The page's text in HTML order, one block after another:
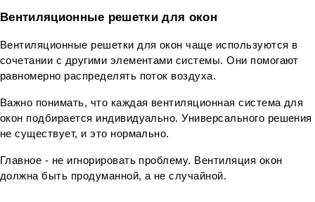
Новый пользователь
Log In
Вентиляционные решетки для окон
Вентиляционные решетки для окон чаще используются в
сочетании с другими элементами системы. Они помогают
равномерно распределять поток воздуха.
Важно понимать, что каждая вентиляционная система для
окон подбирается индивидуально. Универсального решения
не существует, и это нормально.
Главное - не игнорировать проблему. Вентиляция окон
должна быть продуманной, а не случайной.
Адрес
Сообщение
ОТПРАВИТЬ
ЗАКРЫТЬ